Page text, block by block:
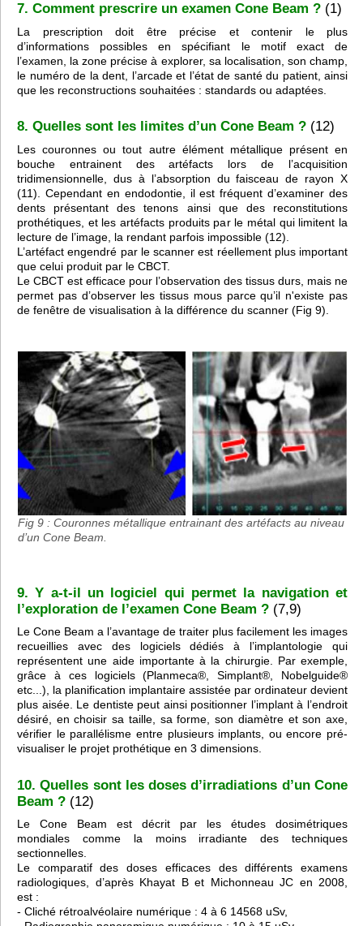
7. Comment prescrire un examen Cone Beam ? (1)
La prescription doit être précise et contenir le plus
d’informations possibles en spécifiant le motif exact de
l’examen, la zone précise à explorer, sa localisation, son champ,
le numéro de la dent, l’arcade et l’état de santé du patient, ainsi
que les reconstructions souhaitées : standards ou adaptées.
8. Quelles sont les limites d’un Cone Beam ? (12)
Les couronnes ou tout autre élément métallique présent en
bouche entrainent des artéfacts lors de l’acquisition
tridimensionnelle, dus à l’absorption du faisceau de rayon X
(11). Cependant en endodontie, il est fréquent d’examiner des
dents présentant des tenons ainsi que des reconstitutions
prothétiques, et les artéfacts produits par le métal qui limitent la
lecture de l’image, la rendant parfois impossible (12).
L’artéfact engendré par le scanner est réellement plus important
que celui produit par le CBCT.
Le CBCT est efficace pour l’observation des tissus durs, mais ne
permet pas d’observer les tissus mous parce qu’il n'existe pas
de fenêtre de visualisation à la différence du scanner (Fig 9).
Fig 9 : Couronnes métallique entrainant des artéfacts au niveau
d’un Cone Beam.
9. Y a-t-il un logiciel qui permet la navigation et
l’exploration de l’examen Cone Beam ? (7,9)
Le Cone Beam a l’avantage de traiter plus facilement les images
recueillies avec des logiciels dédiés à l’implantologie qui
représentent une aide importante à la chirurgie. Par exemple,
grâce à ces logiciels (Planmeca®, Simplant®, Nobelguide®
etc...), la planification implantaire assistée par ordinateur devient
plus aisée. Le dentiste peut ainsi positionner l’implant à l’endroit
désiré, en choisir sa taille, sa forme, son diamètre et son axe,
vérifier le parallélisme entre plusieurs implants, ou encore pré-
visualiser le projet prothétique en 3 dimensions.
10. Quelles sont les doses d’irradiations d’un Cone
Beam ? (12)
Le Cone Beam est décrit par les études dosimétriques
mondiales comme la moins irradiante des techniques
sectionnelles.
Le comparatif des doses efficaces des différents examens
radiologiques, d’après Khayat B et Michonneau JC en 2008,
est :
- Cliché rétroalvéolaire numérique : 4 à 6 14568 uSv,